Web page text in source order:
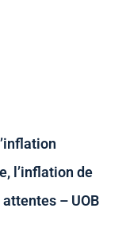
l’inflation de
– UOB